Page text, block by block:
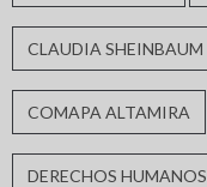
CLAUDIA SHEINBAUM
COMAPA ALTAMIRA
DERECHOS HUMANOS